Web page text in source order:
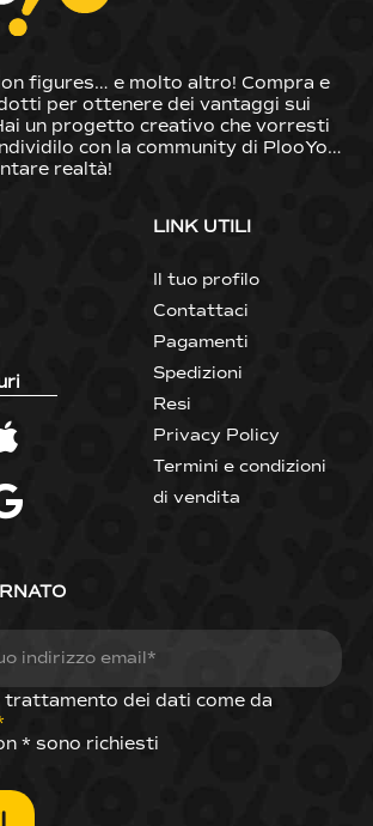
Nessun prodotto nel carrello.
figures… e molto altro! Compra e
per ottenere dei vantaggi sui
un progetto creativo che vorresti
con la community di PlooYo…
realtà!
LINK UTILI
Il tuo profilo
Contattaci
Pagamenti
Spedizioni
Resi
Privacy Policy
Termini e condizioni
di vendita
trattamento dei dati come da
* sono richiesti